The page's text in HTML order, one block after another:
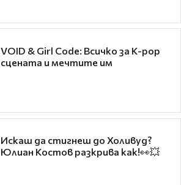
VOID & Girl Code: Всичко за K-pop
сцената и мечтите им
Искаш да стигнеш до Холивуд?
Юлиан Костов разкрива как!👀💥